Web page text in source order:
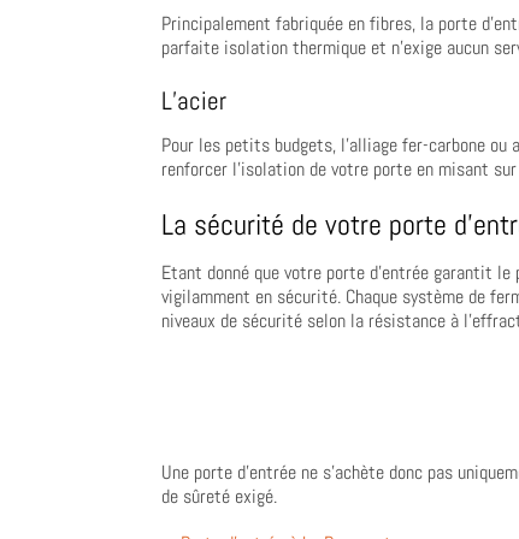
Principalement fabriquée en fibres, la porte
parfaite isolation thermique et n’exige aucun
L’acier
Pour les petits budgets, l’alliage fer-carbone
renforcer l’isolation de votre porte en misant
La sécurité de votre porte
Etant donné que votre porte d’entrée garantit
vigilamment en sécurité. Chaque système de
niveaux de sécurité selon la résistance à
Une porte d’entrée ne s’achète donc pas
de sûreté exigé.